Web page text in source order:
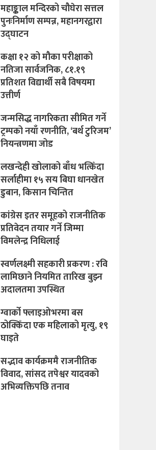
महाङ्काल मन्दिरको चौघेरा सत्तल
पुनःनिर्माण सम्पन्न, महानगरद्वारा
उद्घाटन
कक्षा १२ को मौका परीक्षाको
नतिजा सार्वजनिक, ८१.१९
प्रतिशत विद्यार्थी सबै विषयमा
उत्तीर्ण
जन्मसिद्ध नागरिकता सीमित गर्ने
ट्रम्पको नयाँ रणनीति, ‘बर्थ टुरिजम’
नियन्त्रणमा जोड
लखन्देही खोलाको बाँध भत्किँदा
सर्लाहीमा १५ सय बिघा धानखेत
डुबान, किसान चिन्तित
कांग्रेस इतर समूहको राजनीतिक
प्रतिवेदन तयार गर्ने जिम्मा
विमलेन्द्र निधिलाई
स्वर्णलक्ष्मी सहकारी प्रकरण : रवि
लामिछाने नियमित तारिख बुझ्न
अदालतमा उपस्थित
ग्वार्को फ्लाइओभरमा बस
ठोक्किँदा एक महिलाको मृत्यु, १९
घाइते
सद्भाव कार्यक्रममै राजनीतिक
विवाद, सांसद तपेश्वर यादवको
अभिव्यक्तिपछि तनाव